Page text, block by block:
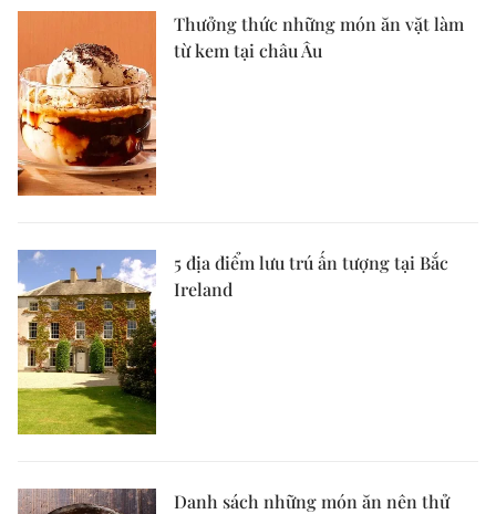
Thưởng thức những món ăn vặt làm
từ kem tại châu Âu
5 địa điểm lưu trú ấn tượng tại Bắc
Ireland
Danh sách những món ăn nên thử